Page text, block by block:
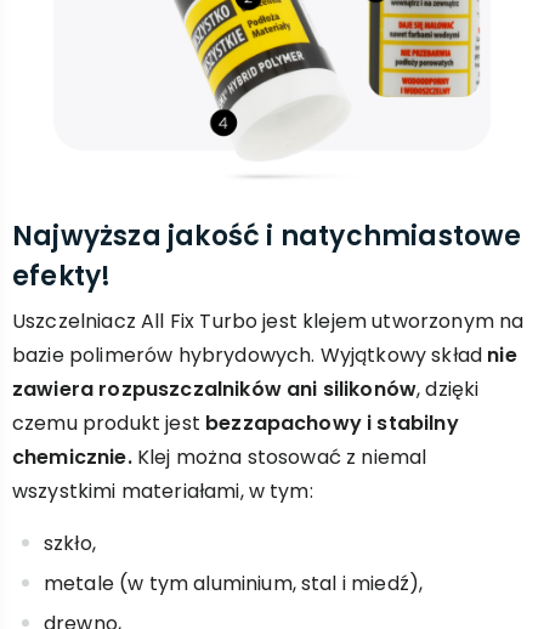
Najwyższa jakość i natychmiastowe
efekty!
Uszczelniacz All Fix Turbo jest klejem utworzonym na
bazie polimerów hybrydowych. Wyjątkowy skład nie
zawiera rozpuszczalników ani silikonów, dzięki
czemu produkt jest bezzapachowy i stabilny
chemicznie.Klej można stosować z niemal
wszystkimi materiałami, w tym:
szkło,
metale (w tym aluminium, stal i miedź),